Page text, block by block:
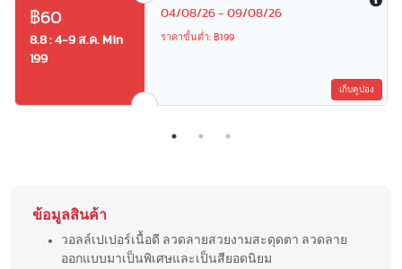
฿60
8.8 : 4-9 ส.ค. Min
199
04/08/26 - 09/08/26
ราคาขั้นต่ำ: ฿199
เก็บคูปอง
ข้อมูลสินค้า
วอลล์เปเปอร์เนื้อดี ลวดลายสวยงามสะดุดตา ลวดลาย
ออกแบบมาเป็นพิเศษและเป็นสียอดนิยม